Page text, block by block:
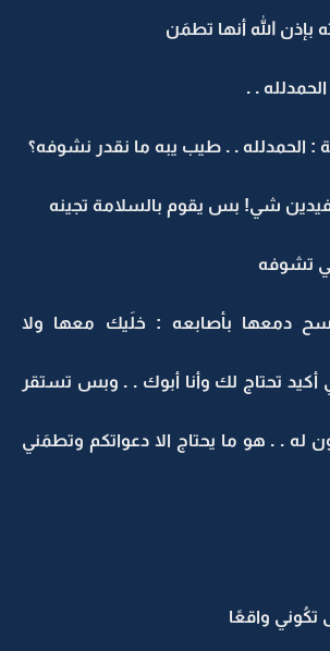
بإذن الله أنها تطمَن
. .
: الحمدلله . . طيب يبه ما نقدر نشوفه؟
شي! بس يقوم بالسلامة تجينه
تشوفه
دمعها بأصابعه : خلَيك معها ولا
أكيد تحتاج لك وأنا أبوك . . وبس تستقر
له . . هو ما يحتاج الا دعواتكم وتطمَني
تكُوني واقعًا